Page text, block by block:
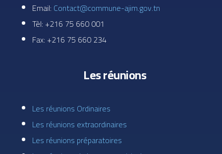
Email: Contact@commune-ajim.gov.tn
Tèl: +216 75 660 001
Fax: +216 75 660 234
Les réunions
Les réunions Ordinaires
Les réunions extraordinaires
Les réunions préparatoires